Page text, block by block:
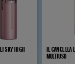
SKY HIGH
IL CANCELLA
MULTIUSO